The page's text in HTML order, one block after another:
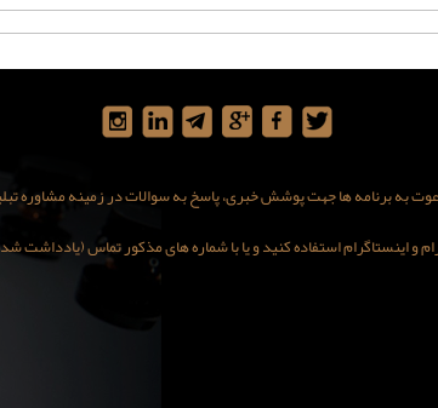
به برنامه ها جهت پوشش خبری، پاسخ به سوالات در زمینه مشاوره
و اینستاگرام استفاده کنید و یا با شماره های مذکور تماس (یادداشت